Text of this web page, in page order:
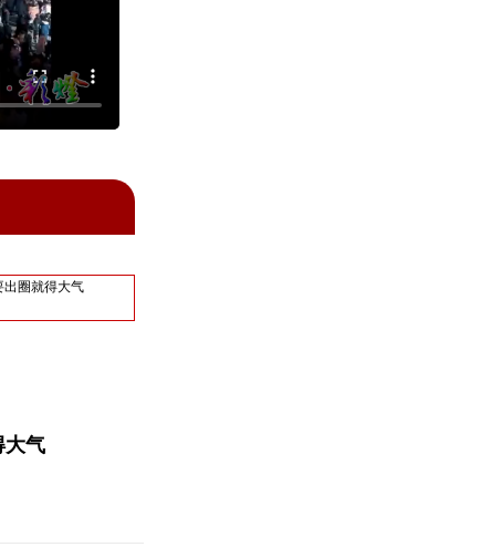
出圈就得大气
大气